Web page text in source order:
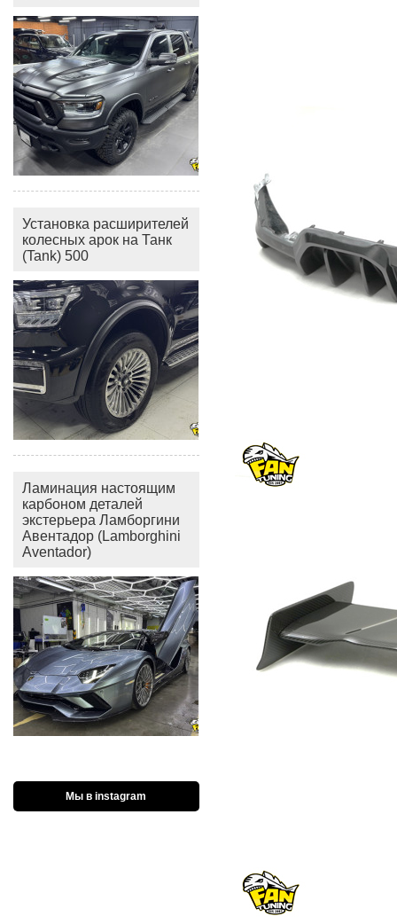
Установка расширителей
колесных арок на Танк
(Tank) 500
Ламинация настоящим
карбоном деталей
экстерьера Ламборгини
Авентадор (Lamborghini
Aventador)
Мы в instagram